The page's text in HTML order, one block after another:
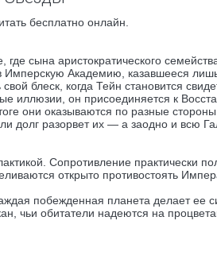
бесплатно онлайн.
сына аристократического
Имперскую Академию, казавшееся
блеск, когда Тейн становится
иллюзии, он присоединяется к
они оказываются по разные
долг разорвет их — а заодно и всю
Сопротивление практически
открыто противостоять
побежденная планета делает ее
чьи обитатели надеются на